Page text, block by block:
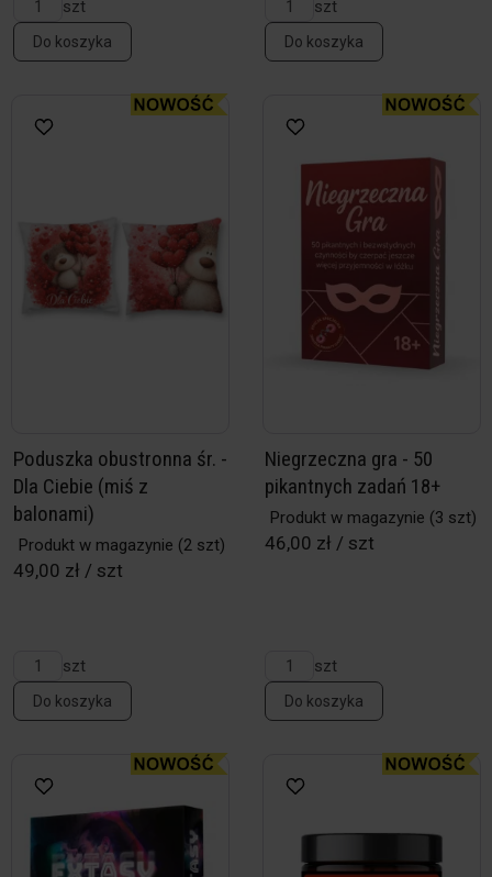
szt
Do koszyka
szt
Do koszyka
Poduszka obustronna śr. -
Dla Ciebie (miś z
balonami)
Produkt w magazynie (2 szt)
49,00 zł / szt
szt
Do koszyka
Niegrzeczna gra - 50
pikantnych zadań 18+
Produkt w magazynie (3 szt)
46,00 zł / szt
szt
Do koszyka